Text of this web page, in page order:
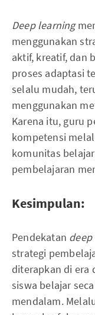
Deep learning
menggunakan
aktif, kreatif, dan
proses adaptasi
selalu mudah,
menggunakan
Karena itu, guru
kompetensi
komunitas
pembelajaran
Kesimpulan:
Pendekatan
strategi
diterapkan di era
siswa belajar
mendalam.